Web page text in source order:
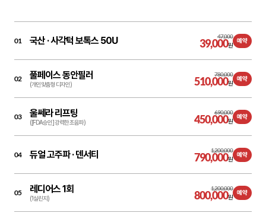
01 국산 ·사각턱 보톡스 50U 47,000
39,000원
예약
02 풀페이스 동안필러
(개인맞춤형 디자인)
780,000
510,000원
예약
03 울쎄라 리프팅
([FDA승인] 강력한 초음파)
690,000
450,000원
예약
04 듀얼 고주파 ·덴서티 1,200,000
790,000원
예약
05 레디어스 1회
(1실린지)
1,200,000
800,000원
예약